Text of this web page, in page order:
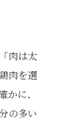
肉は太
肉を選
に、
の多い